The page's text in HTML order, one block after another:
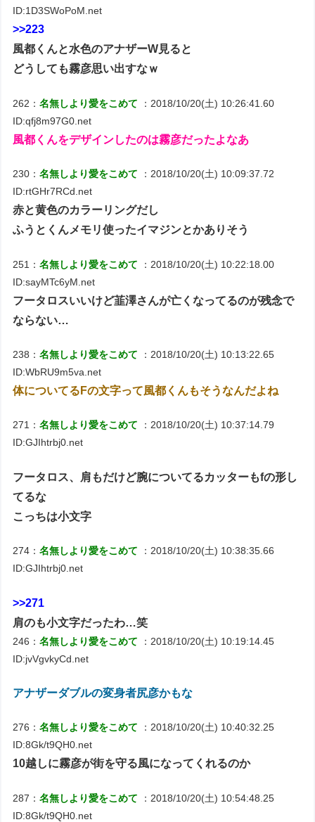
ID:1D3SWoPoM.net
>>223
風都くんと水色のアナザーW見ると
どうしても霧彦思い出すなｗ
262：名無しより愛をこめて
：2018/10/20(土) 10:26:41.60
ID:qfj8m97G0.net
風都くんをデザインしたのは霧彦だったよなあ
230：名無しより愛をこめて
：2018/10/20(土) 10:09:37.72
ID:rtGHr7RCd.net
赤と黄色のカラーリングだし
ふうとくんメモリ使ったイマジンとかありそう
251：名無しより愛をこめて
：2018/10/20(土) 10:22:18.00
ID:sayMTc6yM.net
フータロスいいけど韮澤さんが亡くなってるのが残念で
ならない…
238：名無しより愛をこめて
：2018/10/20(土) 10:13:22.65
ID:WbRU9m5va.net
体についてるFの文字って風都くんもそうなんだよね
271：名無しより愛をこめて
：2018/10/20(土) 10:37:14.79
ID:GJIhtrbj0.net
フータロス、肩もだけど腕についてるカッターもfの形し
てるな
こっちは小文字
274：名無しより愛をこめて
：2018/10/20(土) 10:38:35.66
ID:GJIhtrbj0.net
>>271
肩のも小文字だったわ…笑
246：名無しより愛をこめて
：2018/10/20(土) 10:19:14.45
ID:jvVgvkyCd.net
アナザーダブルの変身者尻彦かもな
276：名無しより愛をこめて
：2018/10/20(土) 10:40:32.25
ID:8Gk/t9QH0.net
10越しに霧彦が街を守る風になってくれるのか
287：名無しより愛をこめて
：2018/10/20(土) 10:54:48.25
ID:8Gk/t9QH0.net